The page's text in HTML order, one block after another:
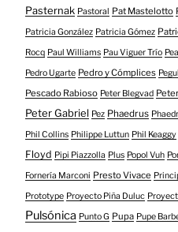
Pasternak Pastoral Pat Mastelotto
Patricia González Patricia Gómez
Rocq Paul Williams Pau Viguer Trío
Pedro Ugarte Pedro y Cómplices
Pescado Rabioso Peter Blegvad
Peter Gabriel Pez Phaedrus
Phil Collins Philippe Luttun Phil Keaggy
Floyd Pipi Piazzolla Plus Popol Vuh
Fornería Marconi Presto Vivace
Prototype Proyecto Piña Duluc
Pulsónica Punto G Pupa Pupe